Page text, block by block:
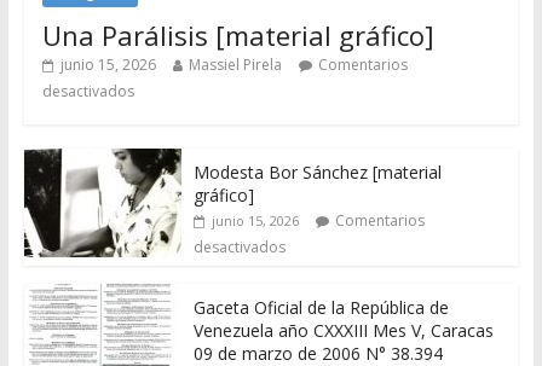
Una Parálisis [material gráfico]
junio 15, 2026 Massiel Pirela
Comentarios
desactivados
Modesta Bor Sánchez [material
gráfico]
junio 15, 2026
Comentarios
desactivados
Gaceta Oficial de la República de
Venezuela año CXXXIII Mes V, Caracas
09 de marzo de 2006 N° 38.394